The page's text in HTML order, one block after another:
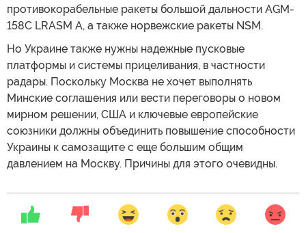
противокорабельные ракеты большой дальности AGM-
158C LRASM A, а также норвежские ракеты NSM.
Но Украине также нужны надежные пусковые
платформы и системы прицеливания, в частности
радары. Поскольку Москва не хочет выполнять
Минские соглашения или вести переговоры о новом
мирном решении, США и ключевые европейские
союзники должны объединить повышение способности
Украины к самозащите с еще большим общим
давлением на Москву. Причины для этого очевидны.